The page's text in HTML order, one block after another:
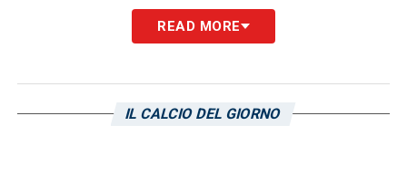
Demba Thiam:
Gol subiti: 41
READ MORE
IL CALCIO DEL GIORNO